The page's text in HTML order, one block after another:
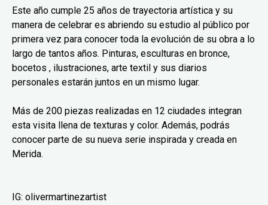
Este año cumple 25 años de trayectoria artística y su
manera de celebrar es abriendo su estudio al público por
primera vez para conocer toda la evolución de su obra a lo
largo de tantos años. Pinturas, esculturas en bronce,
bocetos , ilustraciones, arte textil y sus diarios
personales estarán juntos en un mismo lugar.
Más de 200 piezas realizadas en 12 ciudades integran
esta visita llena de texturas y color. Además, podrás
conocer parte de su nueva serie inspirada y creada en
Merida.
IG: olivermartinezartist